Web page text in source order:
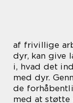
af frivillige
dyr, kan give
i, hvad det
med dyr.
de
med at støtte